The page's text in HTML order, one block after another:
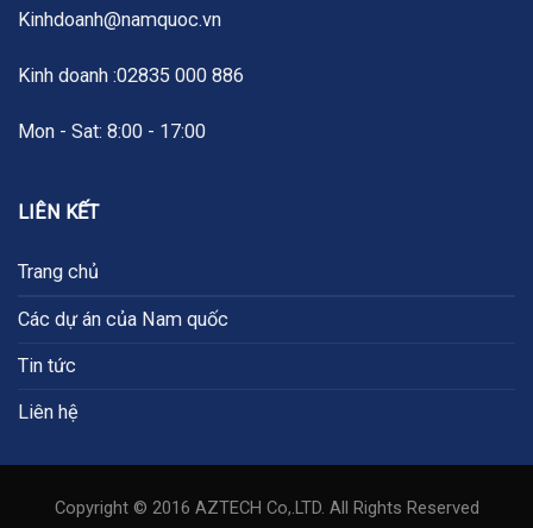
Kinhdoanh@namquoc.vn
Kinh doanh :02835 000 886
Mon - Sat: 8:00 - 17:00
LIÊN KẾT
Trang chủ
Các dự án của Nam quốc
Tin tức
Liên hệ
Copyright © 2016 AZTECH Co,.LTD. All Rights Reserved